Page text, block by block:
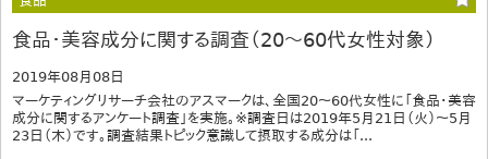
食品・美容成分に関する調査（20～60代女性対象）
2019年08月08日
マーケティングリサーチ会社のアスマークは、全国20～60代女性に「食品・美容
成分に関するアンケート調査」を実施。※調査日は2019年5月21日（火）～5月
23日（木）です。調査結果トピック意識して摂取する成分は「...